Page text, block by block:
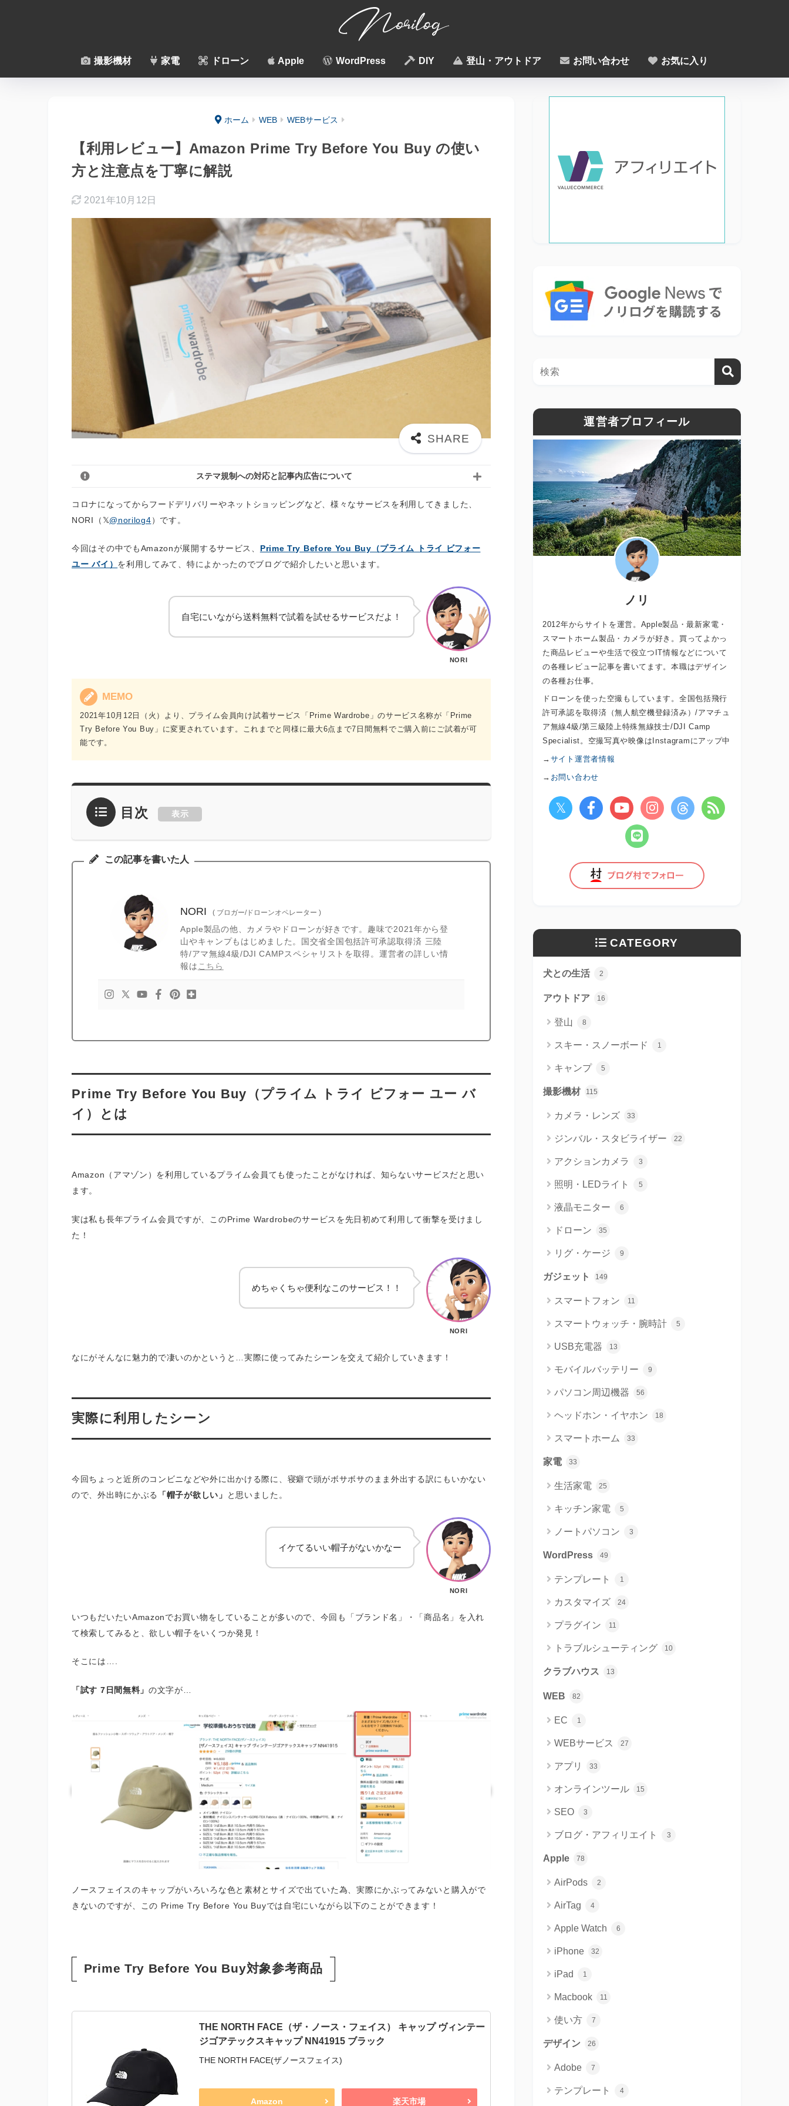
撮影機材 家電 ドローン Apple WordPress DIY 登山・アウトドア お問い合わせ お気に入り
ホーム WEB WEBサービス
【利用レビュー】Amazon Prime Try Before You Buy の使い
方と注意点を丁寧に解説
2021年10月12日
ステマ規制への対応と記事内広告について
コロナになってからフードデリバリーやネットショッピングなど、様々なサービスを利用してきました、
NORI（
@norilog4）です。
今回はその中でもAmazonが展開するサービス、 Prime Try Before You Buy（プライム トライ ビフォー
ユー バイ） を利用してみて、特によかったのでブログで紹介したいと思います。
自宅にいながら送料無料で試着を試せるサービスだよ！
NORI
MEMO
2021年10月12日（火）より、プライム会員向け試着サービス「Prime Wardrobe」のサービス名称が「Prime
Try Before You Buy」に変更されています。これまでと同様に最大6点まで7日間無料でご購入前にご試着が可
能です。
目次 表示
この記事を書いた人
NORI ( ブロガー/ドローンオペレーター)
Apple製品の他、カメラやドローンが好きです。趣味で2021年から登
山やキャンプもはじめました。国交省全国包括許可承認取得済 三陸
特/アマ無線4級/DJI CAMPスペシャリストを取得。運営者の詳しい情
報は こちら
Prime Try Before You Buy（プライム トライ ビフォー ユー バ
イ）とは
Amazon（アマゾン）を利用しているプライム会員ても使ったことがなければ、知らないサービスだと思い
ます。
実は私も長年プライム会員ですが、このPrime Wardrobeのサービスを先日初めて利用して衝撃を受けまし
た！
めちゃくちゃ便利なこのサービス！！
NORI
なにがそんなに魅力的で凄いのかというと…実際に使ってみたシーンを交えて紹介していきます！
実際に利用したシーン
今回ちょっと近所のコンビニなどや外に出かける際に、寝癖で頭がボサボサのまま外出する訳にもいかない
ので、外出時にかぶる
「帽子が欲しい」 と思いました。
イケてるいい帽子がないかなー
NORI
いつもだいたいAmazonでお買い物をしていることが多いので、今回も「ブランド名」・「商品名」を入れ
て検索してみると、欲しい帽子をいくつか発見！
そこには….
「試す 7日間無料」 の文字が…
ノースフェイスのキャップがいろいろな色と素材とサイズで出ていた為、実際にかぶってみないと購入がで
きないのですが、この Prime Try Before You Buyでは自宅にいながら以下のことができます！
Prime Try Before You Buy対象参考商品
THE NORTH FACE（ザ・ノース・フェイス） キャップ ヴィンテー
ジゴアテックスキャップ NN41915 ブラック
THE NORTH FACE(ザノースフェイス)
Amazon 楽天市場
運営者プロフィール
ノリ
2012年からサイトを運営。Apple製品・最新家電・
スマートホーム製品・カメラが好き。買ってよかっ
た商品レビューや生活で役立つIT情報などについて
の各種レビュー記事を書いてます。本職はデザイン
の各種お仕事。
ドローンを使った空撮もしています。全国包括飛行
許可承認を取得済（無人航空機登録済み）/アマチュ
ア無線4級/第三級陸上特殊無線技士/DJI Camp
Specialist。空撮写真や映像はInstagramにアップ中
→ サイト運営者情報
→ お問い合わせ
CATEGORY
犬との生活 2
アウトドア 16
登山 8
スキー・スノーボード 1
キャンプ 5
撮影機材 115
カメラ・レンズ 33
ジンバル・スタビライザー 22
アクションカメラ 3
照明・LEDライト 5
液晶モニター 6
ドローン 35
リグ・ケージ 9
ガジェット 149
スマートフォン 11
スマートウォッチ・腕時計 5
USB充電器 13
モバイルバッテリー 9
パソコン周辺機器 56
ヘッドホン・イヤホン 18
スマートホーム 33
家電 33
生活家電 25
キッチン家電 5
ノートパソコン 3
WordPress 49
テンプレート 1
カスタマイズ 24
プラグイン 11
トラブルシューティング 10
クラブハウス 13
WEB 82
EC 1
WEBサービス 27
アプリ 33
オンラインツール 15
SEO 3
ブログ・アフィリエイト 3
Apple 78
AirPods 2
AirTag 4
Apple Watch 6
iPhone 32
iPad 1
Macbook 11
使い方 7
デザイン 26
Adobe 7
テンプレート 4